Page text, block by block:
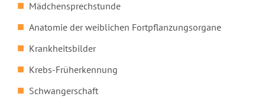
Mädchensprechstunde
Anatomie der weiblichen Fortpflanzungsorgane
Krankheitsbilder
Krebs-Früherkennung
Schwangerschaft